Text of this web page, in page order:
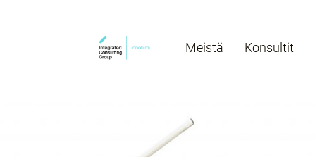
Meistä Konsultit